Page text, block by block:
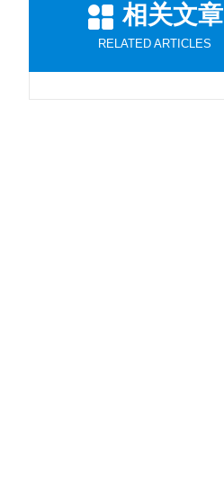
相关文章
RELATED ARTICLES